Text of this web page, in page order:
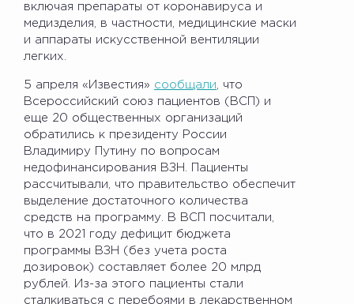
включая препараты от коронавируса и
медизделия, в частности, медицинские маски
и аппараты искусственной вентиляции
легких.
5 апреля «Известия» сообщали , что
Всероссийский союз пациентов (ВСП) и
еще 20 общественных организаций
обратились к президенту России
Владимиру Путину по вопросам
недофинансирования ВЗН. Пациенты
рассчитывали, что правительство обеспечит
выделение достаточного количества
средств на программу. В ВСП посчитали,
что в 2021 году дефицит бюджета
программы ВЗН (без учета роста
дозировок) составляет более 20 млрд
рублей. Из-за этого пациенты стали
сталкиваться с перебоями в лекарственном